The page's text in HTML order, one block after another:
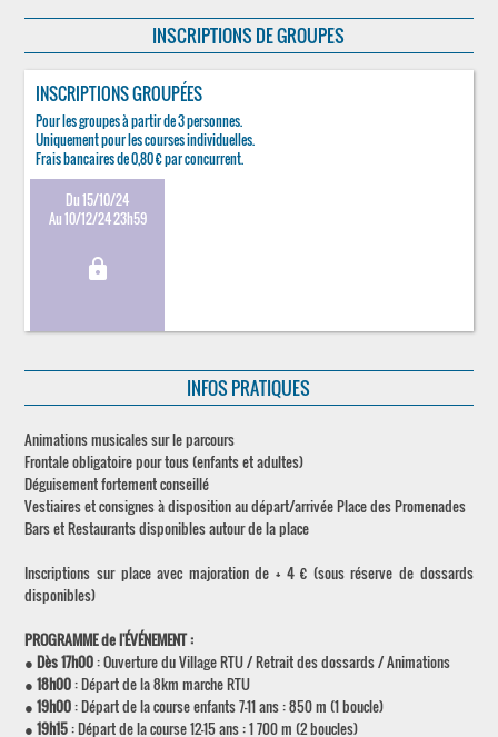
INSCRIPTIONS DE GROUPES
INSCRIPTIONS GROUPÉES
Pour les groupes à partir de 3 personnes.
Uniquement pour les courses individuelles.
Frais bancaires de 0,80 € par concurrent.
Du 15/10/24
Au 10/12/24 23h59
lock
INFOS PRATIQUES
Animations musicales sur le parcours
Frontale obligatoire pour tous (enfants et adultes)
Déguisement fortement conseillé
Vestiaires et consignes à disposition au départ/arrivée Place des Promenades
Bars et Restaurants disponibles autour de la place
Inscriptions sur place avec majoration de + 4 € (sous réserve de dossards
disponibles)
PROGRAMME de l'ÉVÉNEMENT :
●Dès 17h00: Ouverture du Village RTU / Retrait des dossards / Animations
●18h00: Départ de la 8km marche RTU
●19h00: Départ de la course enfants 7-11 ans : 850 m (1 boucle)
●19h15: Départ de la course 12-15 ans : 1 700 m (2 boucles)